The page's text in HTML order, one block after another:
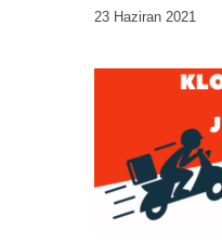
23 Haziran 2021